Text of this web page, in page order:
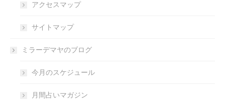
アクセスマップ
サイトマップ
ミラーデマヤのブログ
今月のスケジュール
月間占いマガジン